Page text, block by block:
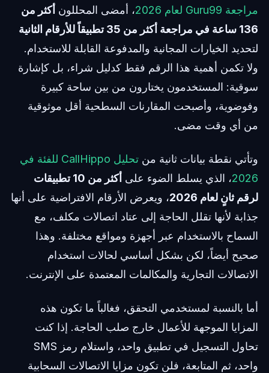
مراجعة Guru99 لعام 2026
، أمضى المحللون أكثر من
136 ساعة في مراجعة أكثر من 35 تطبيقاً للأرقام الثانية
لتحديد الخيارات المجانية والمدفوعة القابلة للاستخدام.
ولا تكمن أهمية هذا الرقم فقط كدليل شراء، بل كإشارة
سوقية: المستخدمون يختارون من بين ساحة كبيرة
وفوضوية، وأصبحت المقارنات السطحية أقل موثوقية
من أي وقت مضى.
وتأتي نقطة بيانات ثانية من
تحليل CallHippo للفئة في
2026، الذي يسلط الضوء على
أكثر من 10 تطبيقات
لرقم ثانٍ لعام 2026
، ويعرض الأرقام الافتراضية على أنها
جذابة لأنها تقلل الحاجة إلى عتاد اتصالات مكلف، مع
السماح بالاستخدام عبر أجهزة ومواقع مختلفة. وهذا
صحيح أيضاً، لكن بشكل أساسي لحالات استخدام
الاتصالات التجارية والمكالمات المعتمدة على الإنترنت.
أما بالنسبة لمستخدمي التحقق، فغالباً ما تكون هذه
المزايا الموجهة للأعمال خارج صلب الحاجة. إذا كنت
تحاول التسجيل في تطبيق واحد، واستلام رمز SMS
واحد، ثم المتابعة، فلن تكون مزايا الاتصالات السحابية